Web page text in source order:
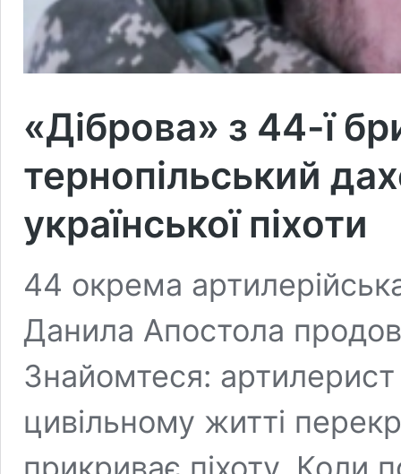
«Діброва» з 44-ї
тернопільський
української піхоти
44 окрема
Данила Апостола
Знайомтеся:
цивільному житті